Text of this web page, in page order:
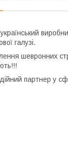
галузі.
шевронних
партнер у